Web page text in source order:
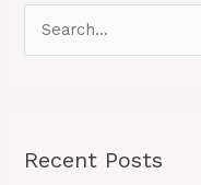
c
Recent Posts